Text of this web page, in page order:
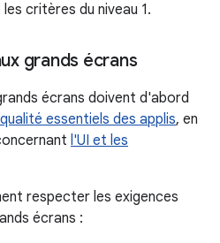
critères du niveau 1.
grands écrans
écrans doivent d'abord
essentiels des applis, en
l'UI et les
respecter les exigences
écrans :